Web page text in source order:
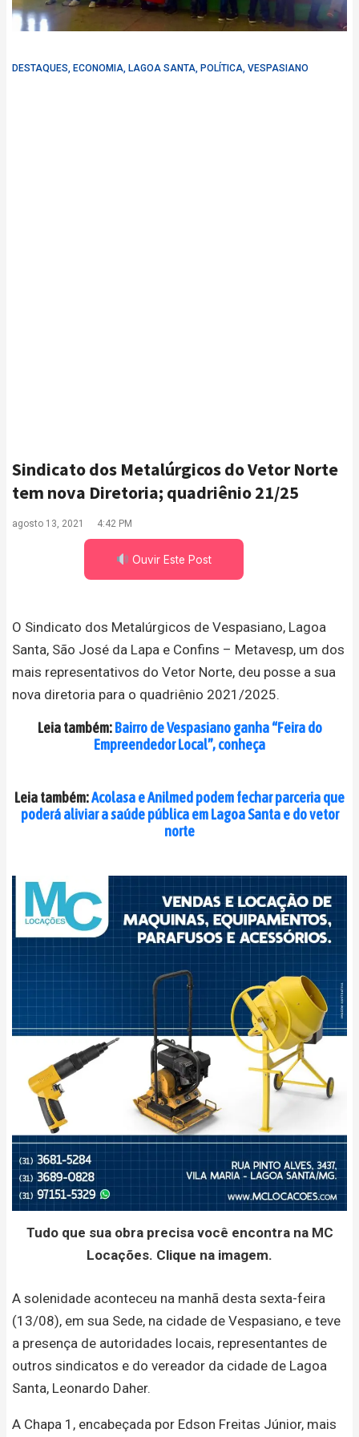
DESTAQUES, ECONOMIA, LAGOA SANTA, POLÍTICA, VESPASIANO
Sindicato dos Metalúrgicos do Vetor Norte
tem nova Diretoria; quadriênio 21/25
agosto 13, 2021 4:42 PM
Ouvir Este Post
O Sindicato dos Metalúrgicos de Vespasiano, Lagoa
Santa, São José da Lapa e Confins – Metavesp, um dos
mais representativos do Vetor Norte, deu posse a sua
nova diretoria para o quadriênio 2021/2025.
Leia também:Bairro de Vespasiano ganha “Feira do
Empreendedor Local”, conheça
Leia também:Acolasa e Anilmed podem fechar parceria que
poderá aliviar a saúde pública em Lagoa Santa e do vetor
norte
Tudo que sua obra precisa você encontra na MC
Locações. Clique na imagem.
A solenidade aconteceu na manhã desta sexta-feira
(13/08), em sua Sede, na cidade de Vespasiano, e teve
a presença de autoridades locais, representantes de
outros sindicatos e do vereador da cidade de Lagoa
Santa, Leonardo Daher.
A Chapa 1, encabeçada por Edson Freitas Júnior, mais